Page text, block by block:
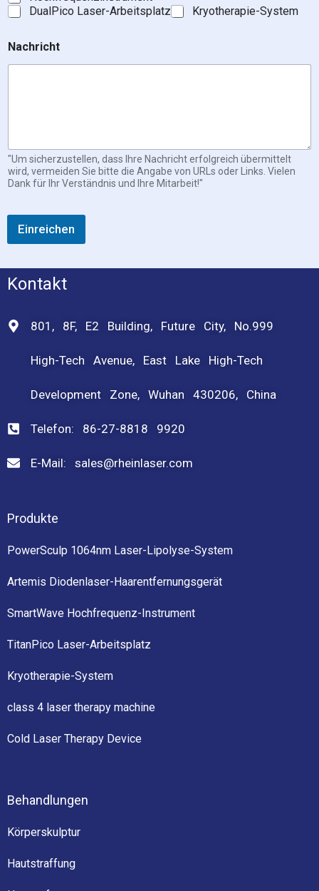
DualPico Laser-Arbeitsplatz
Kryotherapie-System
Nachricht
"Um sicherzustellen, dass Ihre Nachricht erfolgreich übermittelt
wird, vermeiden Sie bitte die Angabe von URLs oder Links. Vielen
Dank für Ihr Verständnis und Ihre Mitarbeit!"
Einreichen
Kontakt
801, 8F, E2 Building, Future City, No.999
High-Tech Avenue, East Lake High-Tech
Development Zone, Wuhan 430206, China
Telefon: 86-27-8818 9920
E-Mail: sales@rheinlaser.com
Produkte
PowerSculp 1064nm Laser-Lipolyse-System
Artemis Diodenlaser-Haarentfernungsgerät
SmartWave Hochfrequenz-Instrument
TitanPico Laser-Arbeitsplatz
Kryotherapie-System
class 4 laser therapy machine
Cold Laser Therapy Device
Behandlungen
Körperskulptur
Hautstraffung